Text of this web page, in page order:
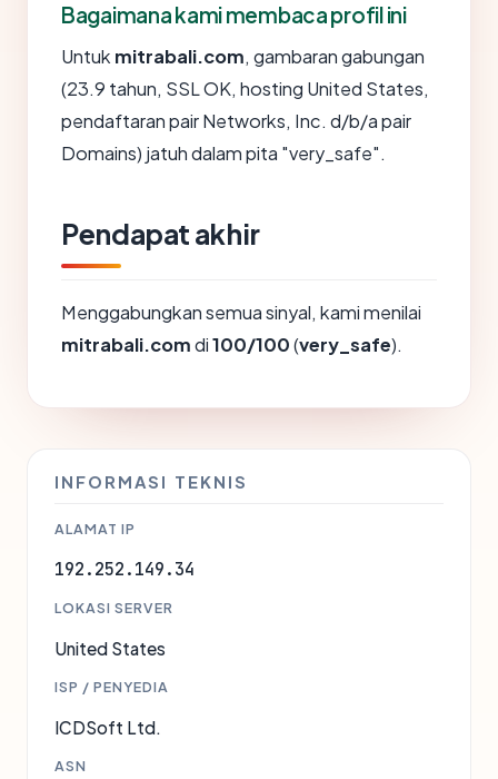
Bagaimana kami membaca profil ini
Untuk mitrabali.com, gambaran gabungan
(23.9 tahun, SSL OK, hosting United States,
pendaftaran pair Networks, Inc. d/b/a pair
Domains) jatuh dalam pita "very_safe".
Pendapat akhir
Menggabungkan semua sinyal, kami menilai
mitrabali.comdi100/100(very_safe).
INFORMASI TEKNIS
ALAMAT IP
192.252.149.34
LOKASI SERVER
United States
ISP / PENYEDIA
ICDSoft Ltd.
ASN